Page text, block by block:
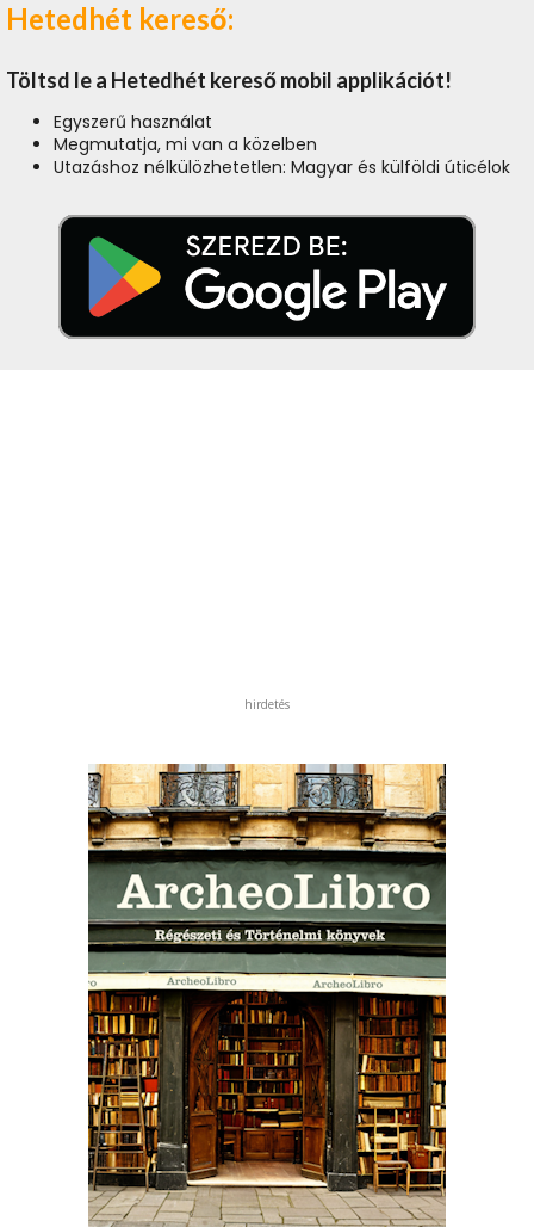
Hetedhét kereső:
Töltsd le a Hetedhét kereső mobil applikációt!
Egyszerű használat
Megmutatja, mi van a közelben
Utazáshoz nélkülözhetetlen: Magyar és külföldi úticélok
hirdetés